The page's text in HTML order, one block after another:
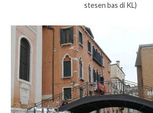
stesen bas di KL)